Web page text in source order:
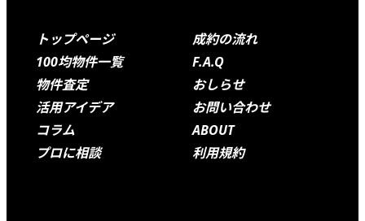
トップページ
100均物件一覧
物件査定
活用アイデア
コラム
プロに相談
成約の流れ
F.A.Q
おしらせ
お問い合わせ
ABOUT
利用規約